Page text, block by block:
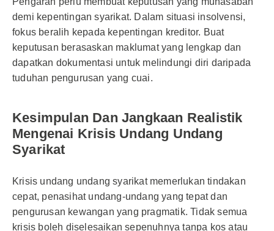
demi kepentingan syarikat. Dalam situasi insolvensi,
fokus beralih kepada kepentingan kreditor. Buat
keputusan berasaskan maklumat yang lengkap dan
dapatkan dokumentasi untuk melindungi diri daripada
tuduhan pengurusan yang cuai.
Kesimpulan Dan Jangkaan Realistik
Mengenai Krisis Undang Undang
Syarikat
Krisis undang undang syarikat memerlukan tindakan
cepat, penasihat undang-undang yang tepat dan
pengurusan kewangan yang pragmatik. Tidak semua
krisis boleh diselesaikan sepenuhnya tanpa kos atau